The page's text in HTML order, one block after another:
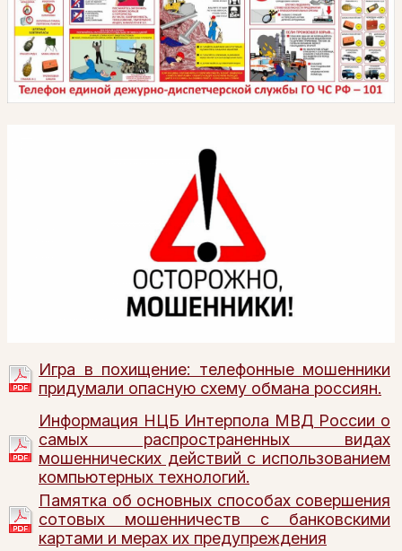
Игра в похищение: телефонные мошенники
придумали опасную схему обмана россиян.
Информация НЦБ Интерпола МВД России о
самых распространенных видах
мошеннических действий с использованием
компьютерных технологий.
Памятка об основных способах совершения
сотовых мошенничеств с банковскими
картами и мерах их предупреждения